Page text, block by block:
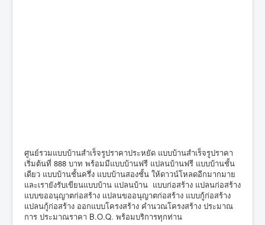
ศูนย์รวมแบบบ้านสำเร็จรูปราคาประหยัด แบบบ้านสำเร็จรูปราคา
เริ่มต้นที่ 888 บาท พร้อมมีแบบบ้านฟรี แปลนบ้านฟรี แบบบ้านชั้น
เดียว แบบบ้านชั้นครึ่ง แบบบ้านสองชั้น ให้ดาวน์โหลดอีกมากมาย
และเรายังรับเขียนแบบบ้าน แปลนบ้าน แบบก่อสร้าง แปลนก่อสร้าง
แบบขออนุญาตก่อสร้าง แปลนขออนุญาตก่อสร้าง แบบกู้ก่อสร้าง
แปลนกู้ก่อสร้าง ออกแบบโครงสร้าง คำนวณโครงสร้าง ประมาณ
การ ประมาณราคา B.O.Q. พร้อมบริการทุกท่าน